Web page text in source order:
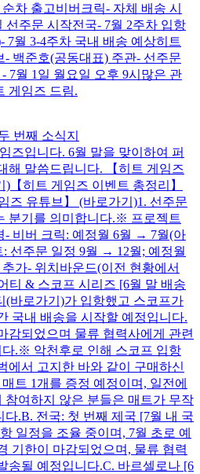
차 출고비버크릭- 자체 배송 시
선주문 시작전국- 7월 2주차 입항
7월 3-4주차 국내 배송 예상히트
백준호(공동대표) 주관- 선주문
7월 1일 월요일 오후 9시많은 관
게임즈 드림.
번째 소식지
즈입니다. 6월 말을 맞이하여 퍼
해 말씀드립니다. 【히트 게임즈
【히트 게임즈 이벤트 총정리】
즈 유튜브】 (바로가기)1. 선주문
분기를 의미합니다.※ 프로젝트
- 비버 크릭: 예정월 6월 → 7월(아
: 선주문 일정 9월 → 12월; 예정월
가- 위치바운드(이전 현황에서
티 & 스코프 시리즈 [6월 말 배송
(바로가기)가 입항했고 스코프가
국내 배송을 시작할 예정입니다.
감되었으며 물류 협력사에게 관련
.※ 악천후로 인해 스코프 입항
서 고지한 바와 같이 구매하신
트 1개를 증정 예정이며, 일전에
참여하지 않은 분들은 매트가 무작
.B. 전국: 첫 번째 제국 [7월 내 국
일정을 조율 중이며, 7월 초로 예
기한이 마감되었으며, 물류 협력
송될 예정입니다.C. 바르셀로나 [6